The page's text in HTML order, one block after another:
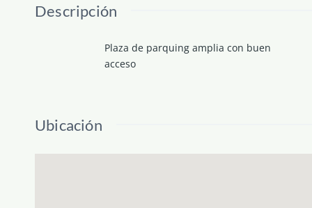
Descripción
Plaza de parquing amplia con buen
acceso
Ubicación